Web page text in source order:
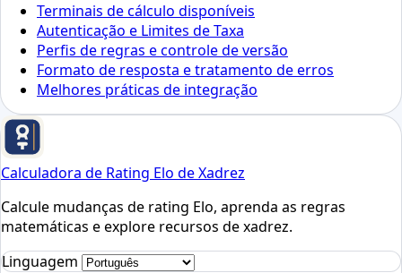
Terminais de cálculo disponíveis
Autenticação e Limites de Taxa
Perfis de regras e controle de versão
Formato de resposta e tratamento de erros
Melhores práticas de integração
Calculadora de Rating Elo de Xadrez
Calcule mudanças de rating Elo, aprenda as regras
matemáticas e explore recursos de xadrez.
Linguagem